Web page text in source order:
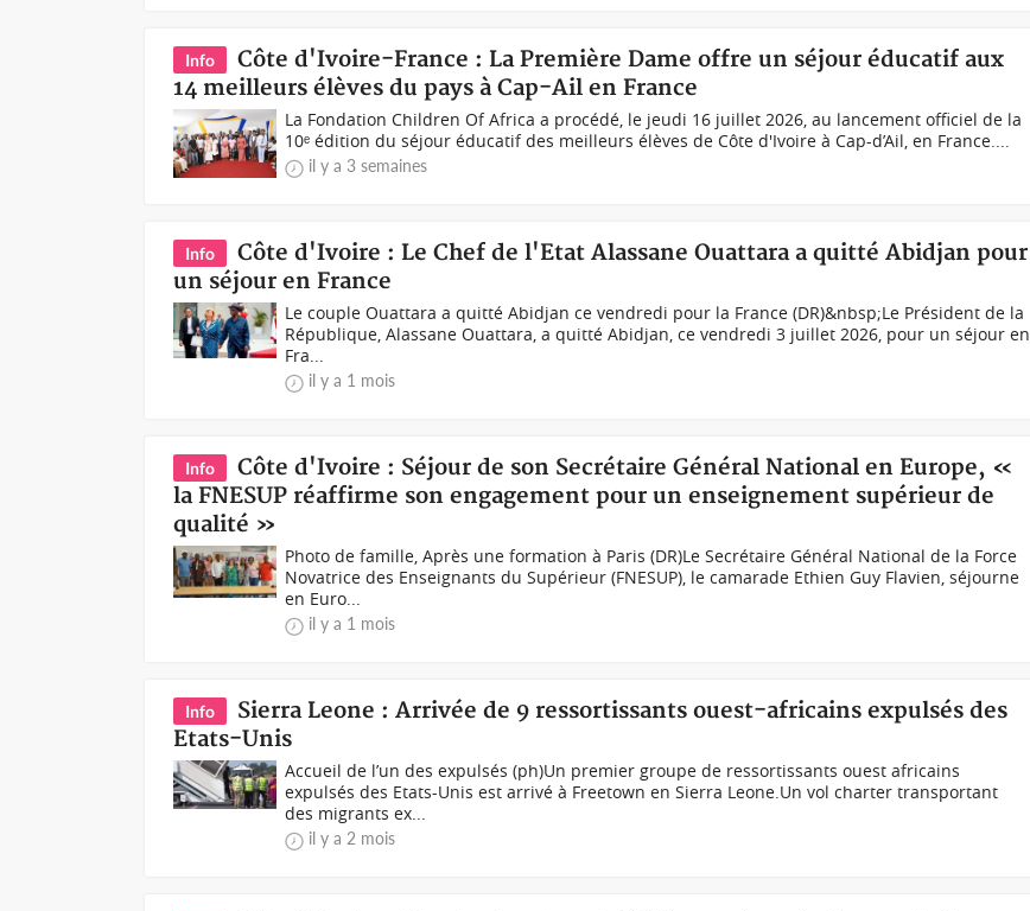
Info
Côte d'Ivoire-France : La Première Dame offre un séjour éducatif aux
14 meilleurs élèves du pays à Cap-Ail en France
La Fondation Children Of Africa a procédé, le jeudi 16 juillet 2026, au lancement officiel de la
10ᵉ édition du séjour éducatif des meilleurs élèves de Côte d'Ivoire à Cap-d’Ail, en France....
il y a 3 semaines
Info
Côte d'Ivoire : Le Chef de l'Etat Alassane Ouattara a quitté Abidjan pour
un séjour en France
Le couple Ouattara a quitté Abidjan ce vendredi pour la France (DR)&nbsp;Le Président de la
République, Alassane Ouattara, a quitté Abidjan, ce vendredi 3 juillet 2026, pour un séjour en
Fra...
il y a 1 mois
Info
Côte d'Ivoire : Séjour de son Secrétaire Général National en Europe, «
la FNESUP réaffirme son engagement pour un enseignement supérieur de
qualité »
Photo de famille, Après une formation à Paris (DR)Le Secrétaire Général National de la Force
Novatrice des Enseignants du Supérieur (FNESUP), le camarade Ethien Guy Flavien, séjourne
en Euro...
il y a 1 mois
Info
Sierra Leone : Arrivée de 9 ressortissants ouest-africains expulsés des
Etats-Unis
Accueil de l’un des expulsés (ph)Un premier groupe de ressortissants ouest africains
expulsés des Etats-Unis est arrivé à Freetown en Sierra Leone.Un vol charter transportant
des migrants ex...
il y a 2 mois